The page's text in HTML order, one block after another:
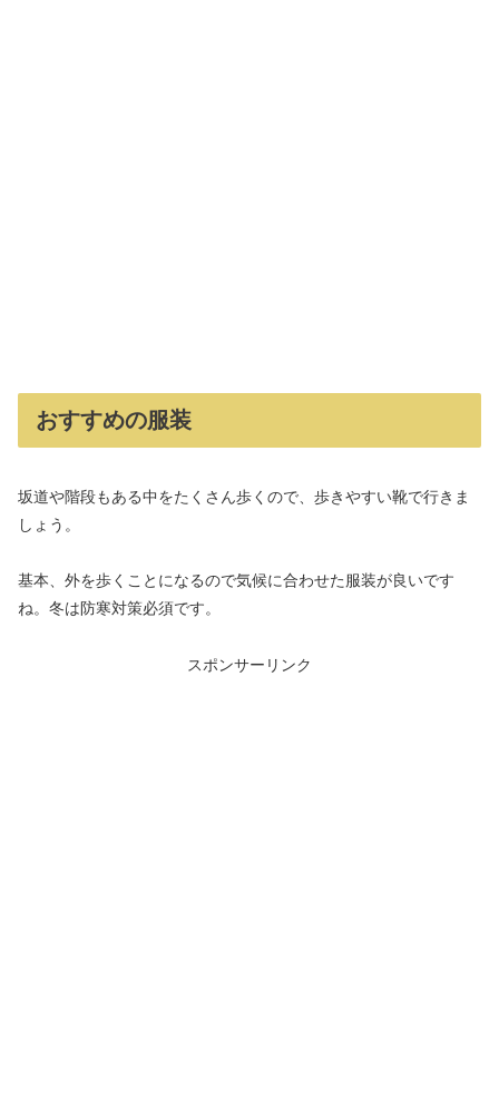
おすすめの服装
坂道や階段もある中をたくさん歩くので、歩きやすい靴で行きま
しょう。
基本、外を歩くことになるので気候に合わせた服装が良いです
ね。冬は防寒対策必須です。
スポンサーリンク